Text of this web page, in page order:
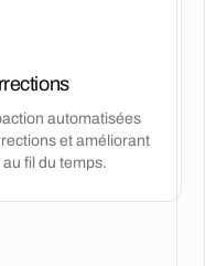
automatisées
et améliorant
fil du temps.